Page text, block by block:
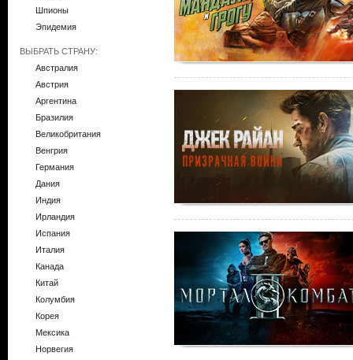
Шпионы
Эпидемия
ВЫБРАТЬ СТРАНУ:
Австралия
Австрия
Аргентина
Бразилия
Великобритания
Венгрия
Германия
Дания
Индия
Ирландия
Испания
Италия
Канада
Китай
Колумбия
Корея
Мексика
Норвегия